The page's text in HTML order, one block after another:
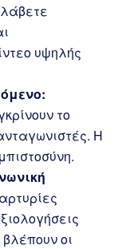
υψηλής
το
Η
οι